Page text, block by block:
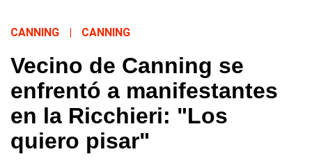
CANNING CANNING
Vecino de Canning se
enfrentó a manifestantes
en la Ricchieri: "Los
quiero pisar"